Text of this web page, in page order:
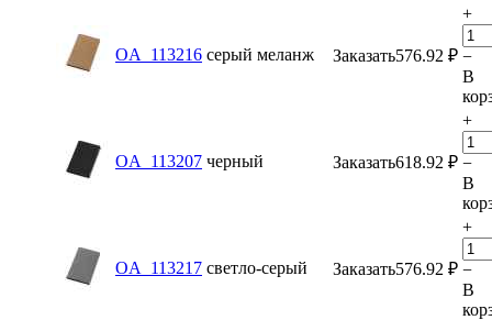
OA_113216 серый меланж Заказать576.92 ₽
+
−
В
OA_113207 черный Заказать618.92 ₽
+
−
В
OA_113217 светло-серый Заказать576.92 ₽
+
−
В